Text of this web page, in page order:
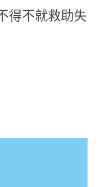
得不就救助失